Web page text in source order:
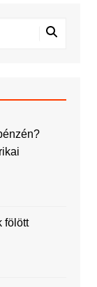
fölött